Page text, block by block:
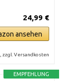
24,99 €
ansehen
zzgl. Versandkosten
EMPFEHLUNG